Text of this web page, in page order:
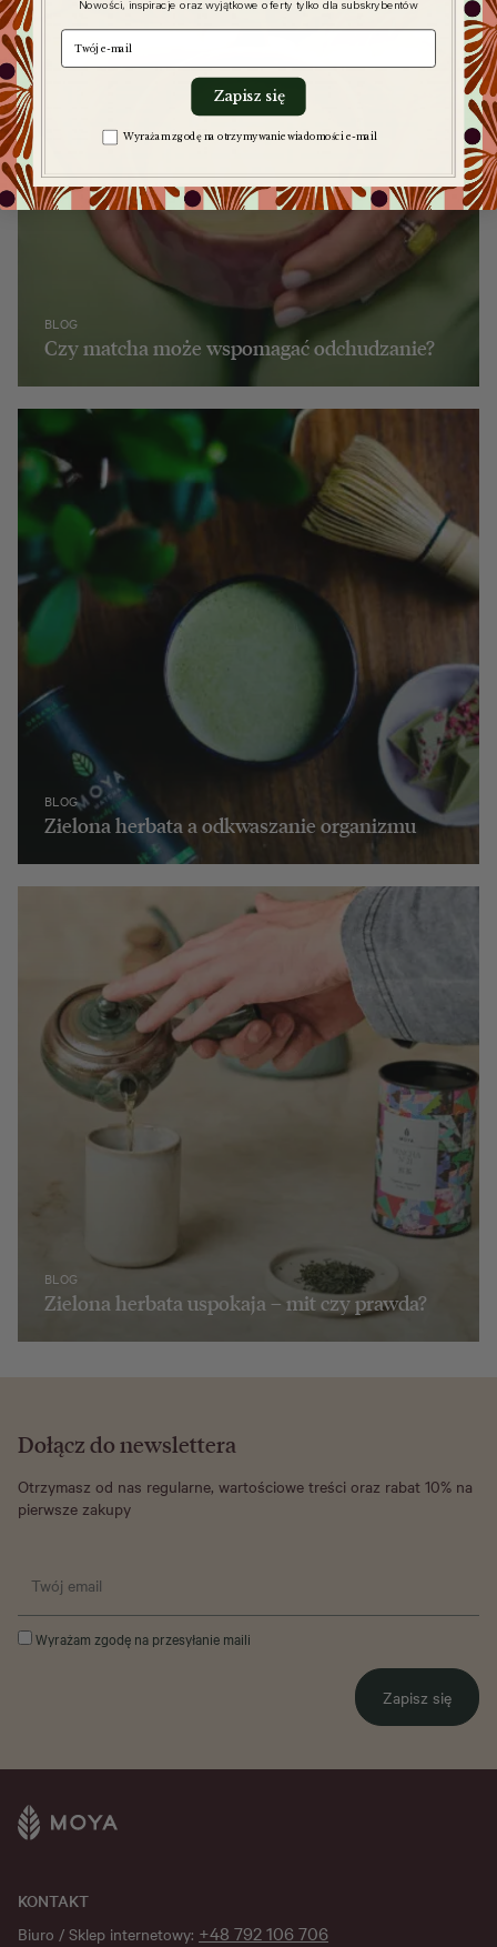
BLOG
Czy matcha może wspomagać odchudzanie?
BLOG
Zielona herbata a odkwaszanie organizmu
BLOG
Zielona herbata uspokaja – mit czy prawda?
Dołącz do newslettera
Otrzymasz od nas regularne, wartościowe treści oraz rabat 10% na
pierwsze zakupy
Wyrażam zgodę na przesyłanie maili
Zapisz się
KONTAKT
Biuro / Sklep internetowy: +48 792 106 706
Nowości, inspiracje oraz wyjątkowe oferty tylko dla subskrybentów
e-mail
Zapisz się
Zgoda na komunikację
Wyrażam zgodę na otrzymywanie wiadomości e-mail